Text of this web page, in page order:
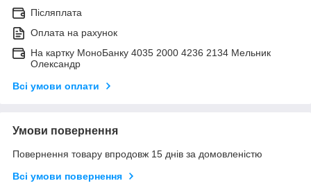
Післяплата
Оплата на рахунок
На картку МоноБанку 4035 2000 4236 2134 Мельник
Олександр
Всі умови оплати
Умови повернення
Повернення товару впродовж 15 днів за домовленістю
Всі умови повернення